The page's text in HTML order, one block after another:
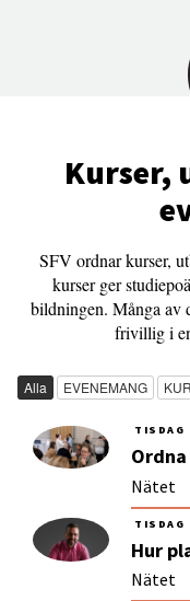
Kurser,
SFV ordnar kurser,
kurser ger
bildningen. Många av
frivillig i
Alla EVENEMANG
TISDAG
Nätet
TISDAG
Hur
Nätet